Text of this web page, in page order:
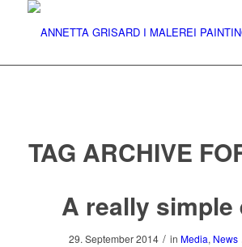
TAG ARCHIVE
A really simple
29. September 2014 / in Media, News